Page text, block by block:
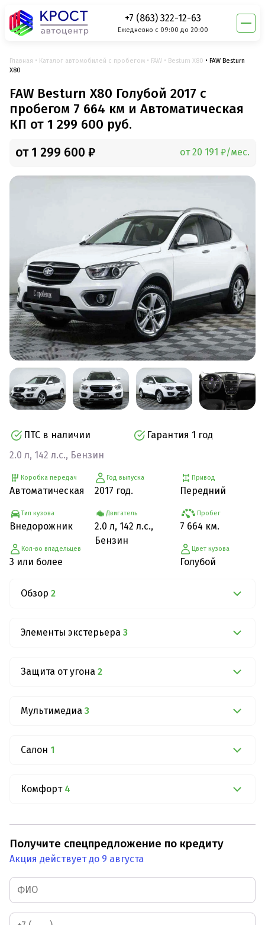
+7 (863) 322-12-63
Ежедневно с 09:00 до 20:00
Главная Каталог автомобилей с пробегом FAW Besturn X80
FAW Besturn
X80
FAW Besturn X80 Голубой 2017 с
пробегом 7 664 км и Автоматическая
КП от 1 299 600 руб.
от 1 299 600 ₽ от 20 191 ₽/мес.
ПТС в наличии
Гарантия 1 год
2.0 л, 142 л.с., Бензин
Коробка передач
Автоматическая
Тип кузова
Внедорожник
Кол-во владельцев
3 или более
Год выпуска
2017 год.
Двигатель
2.0 л, 142 л.с.,
Бензин
Привод
Передний
Пробег
7 664 км.
Цвет кузова
Голубой
Обзор 2
Элементы экстерьера 3
Защита от угона 2
Мультимедиа 3
Салон 1
Комфорт 4
Получите спецпредложение по кредиту
Акция действует до 9 августа